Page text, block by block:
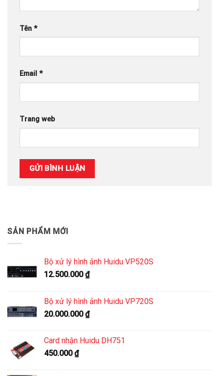
Tên *
Email *
Trang web
SẢN PHẨM MỚI
Bộ xử lý hình ảnh Huidu VP520S
12.500.000₫
Bộ xử lý hình ảnh Huidu VP720S
20.000.000₫
Card nhận Huidu DH751
450.000₫